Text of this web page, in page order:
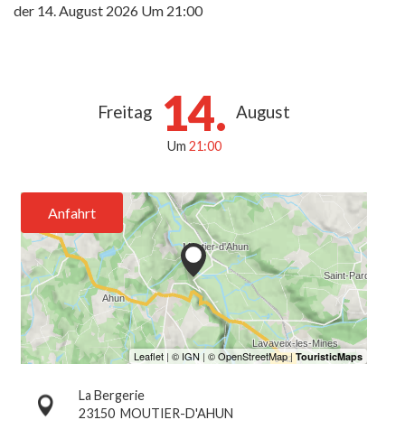
der 14. August 2026 Um 21:00
Freitag 14. August
Um 21:00
Anfahrt
La Bergerie
23150 MOUTIER-D'AHUN